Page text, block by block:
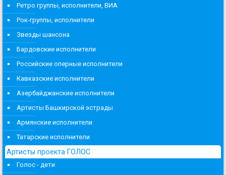
Ретро группы, исполнители, ВИА
Рок-группы, исполнители
Звезды шансона
Бардовские исполнители
Российские оперные исполнители
Кавказские исполнители
Азербайджанские исполнители
Артисты Башкирской эстрады
Армянские исполнители
Татарские исполнители
Артисты проекта ГОЛОС
Голос - дети